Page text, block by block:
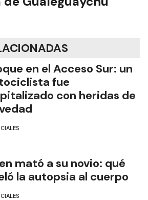
en el Acceso Sur: un
fue
con heridas de
mató a su novio: qué
la autopsia al cuerpo